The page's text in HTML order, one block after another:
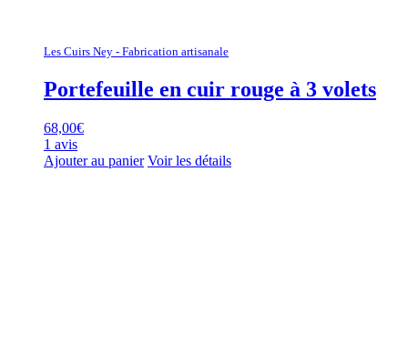
Les Cuirs Ney - Fabrication artisanale
Portefeuille en cuir rouge à 3 volets
68,00€
1 avis
Ajouter au panier Voir les détails